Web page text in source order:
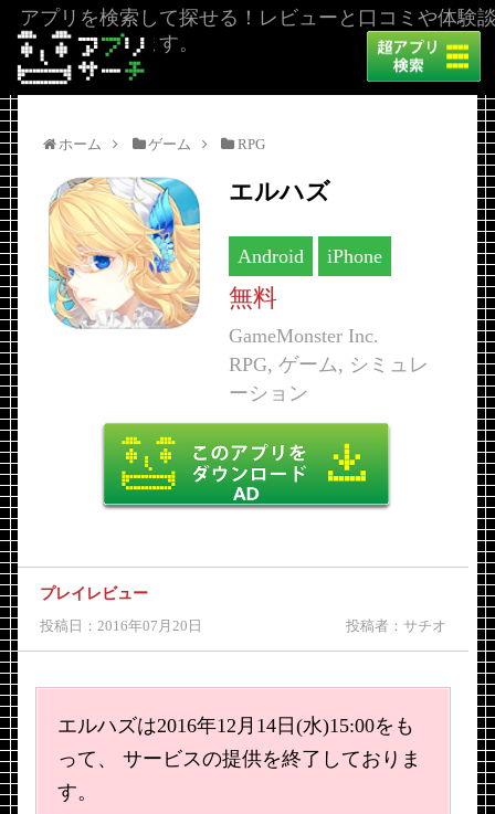
アプリを検索して探せる！レビューと口コミや体験
を掲載しています。
ホーム ゲーム RPG
エルハズ
Android iPhone
無料
GameMonster Inc.
RPG, ゲーム, シミュレ
ーション
プレイレビュー
投稿日：2016年07月20日 投稿者：サチオ
エルハズは2016年12月14日(水)15:00をも
って、 サービスの提供を終了しておりま
す。